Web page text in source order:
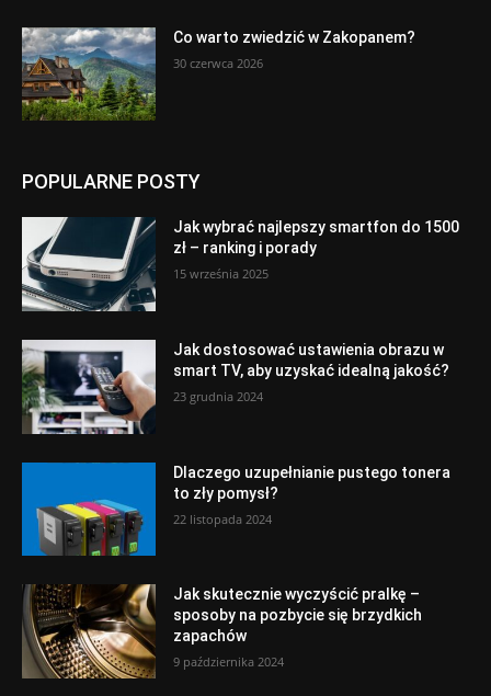
Co warto zwiedzić w Zakopanem?
30 czerwca 2026
POPULARNE POSTY
Jak wybrać najlepszy smartfon do 1500
zł – ranking i porady
15 września 2025
Jak dostosować ustawienia obrazu w
smart TV, aby uzyskać idealną jakość?
23 grudnia 2024
Dlaczego uzupełnianie pustego tonera
to zły pomysł?
22 listopada 2024
Jak skutecznie wyczyścić pralkę –
sposoby na pozbycie się brzydkich
zapachów
9 października 2024